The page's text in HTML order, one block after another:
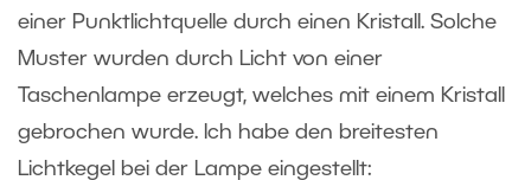
einer Punktlichtquelle durch einen Kristall. Solche
Muster wurden durch Licht von einer
Taschenlampe erzeugt, welches mit einem Kristall
gebrochen wurde. Ich habe den breitesten
Lichtkegel bei der Lampe eingestellt: